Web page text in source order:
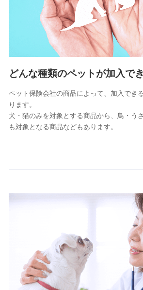
上記に係る連絡・手続き・管理等付帯業
5.通話録音にて取得する情報
電話対応の品質向上およびお問合せ内容
6.採用応募者の個人情報
7.社員（従業者）の個人情報
人事･勤怠･健康・労務等の管理、給与支
退職関連処理等の各種手続きのため、当
のため
各種お問い合わせに対応するため
10.受託業務の 個人情報
受託業務の遂行およびこれらに準ずる業
どんな種類のペットが加入で
ペット保険会社の商品によって、加入でき
ります。
犬・猫のみを対象とする商品から、鳥・う
も対象となる商品などもあります。